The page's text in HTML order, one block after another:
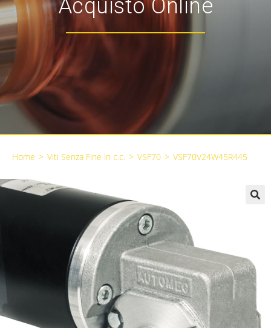
Acquisto Online
Home > Viti Senza Fine in c.c. > VSF70 > VSF70V24W45R445